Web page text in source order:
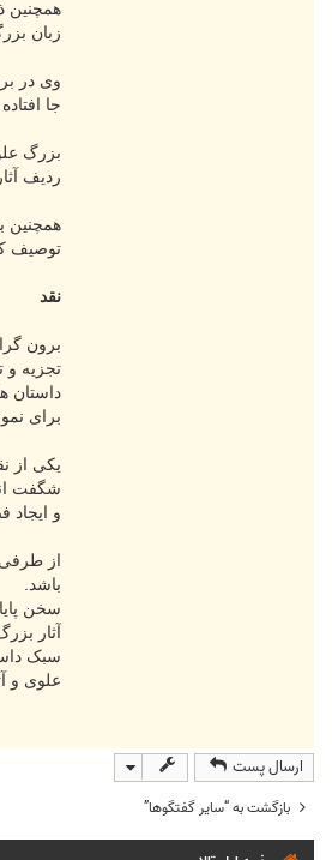
همچنین ذهنیت علوی در
زبان
وی در
جا
بزرگ
ردیف
همچنین
توصیف
نقد
برون
تجزیه و
داستان
برای نمونه
یکی از
شگفت
و ایجاد
از
باشد.
سخن
آثار
سبک
علوی و
ارسال پست
بازگشت به “ساير گفتگوها”